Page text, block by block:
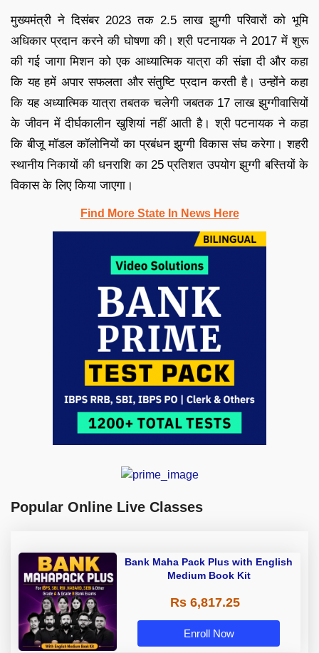
मुख्यमंत्री ने दिसंबर 2023 तक 2.5 लाख झुग्गी परिवारों को भूमि
अधिकार प्रदान करने की घोषणा की। श्री पटनायक ने 2017 में शुरू
की गई जागा मिशन को एक आध्यात्मिक यात्रा की संज्ञा दी और कहा
कि यह हमें अपार सफलता और संतुष्टि प्रदान करती है। उन्होंने कहा
कि यह अध्यात्मिक यात्रा तबतक चलेगी जबतक 17 लाख झुग्गीवासियों
के जीवन में दीर्घकालीन खुशियां नहीं आती है। श्री पटनायक ने कहा
कि बीजू मॉडल कॉलोनियों का प्रबंधन झुग्गी विकास संघ करेगा। शहरी
स्थानीय निकायों की धनराशि का 25 प्रतिशत उपयोग झुग्गी बस्तियों के
विकास के लिए किया जाएगा।
Find More State In News Here
Popular Online Live Classes
Bank Maha Pack Plus with English
Medium Book Kit
Rs 6,817.25
Enroll Now